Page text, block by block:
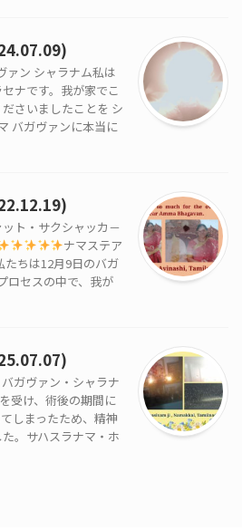
ァン シャラナム私は
ナです。我が家でこ
さいましたことを シ
バガヴァンに本当に
ト・サクシャッカ－
ナマステア
たちは12月9日のバガ
ロセスの中で、我が
ガヴァン・シャラナ
受け、術後の期間に
しまったため、精神
。サハスラナマ・ホ